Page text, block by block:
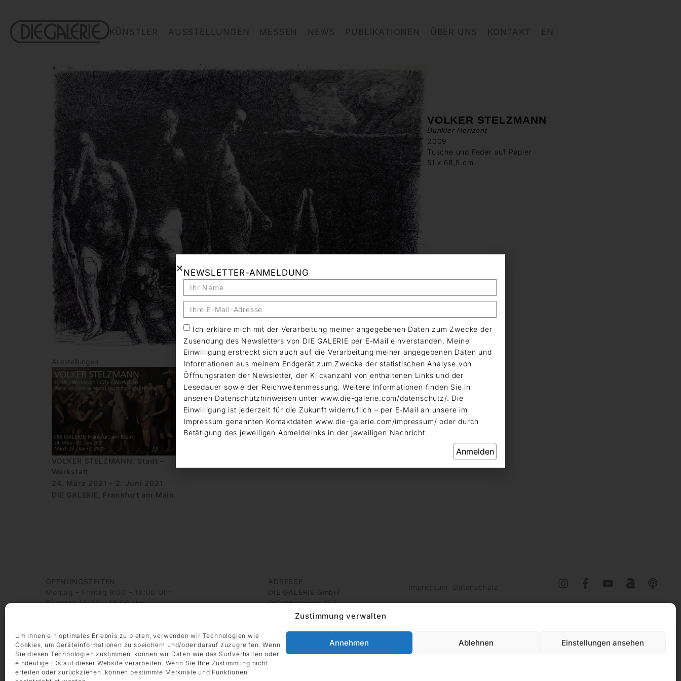
Zustimmung verwalten
Um Ihnen ein optimales Erlebnis zu bieten, verwenden wir Technologien wie
Cookies, um Geräteinformationen zu speichern und/oder darauf zuzugreifen. Wenn
Sie diesen Technologien zustimmen, können wir Daten wie das Surfverhalten oder
eindeutige IDs auf dieser Website verarbeiten. Wenn Sie Ihre Zustimmung nicht
erteilen oder zurückziehen, können bestimmte Merkmale und Funktionen
Annehmen Ablehnen Einstellungen ansehen
KÜNSTLER AUSSTELLUNGEN MESSEN NEWS PUBLIKATIONEN ÜBER UNS KONTAKT EN
VOLKER STELZMANN
Dunkler Horizont
2009
Tusche und Feder auf Papier
51 x 68,5 cm
Ausstellungen
VOLKER STELZMANN. Stadt –
Werkstatt
24. März 2021 - 2. Juni 2021
DIE GALERIE, Frankfurt am Main
ÖFFNUNGSZEITEN
Montag – Freitag 9:00 – 18:00 Uhr
Samstag 10:00 – 14:00 Uhr
+49 69 97 14 71 0
+49 69 97 14 71 20
info @ die-galerie.com
ADRESSE
DIE GALERIE GmbH
Grüneburgweg 123
60323 Frankfurt am Main
Impressum Datenschutz
NEWSLETTER-ANMELDUNG
Ich erkläre mich mit der Verarbeitung meiner angegebenen Daten zum Zwecke der
Zusendung des Newsletters von DIE GALERIE per E-Mail einverstanden. Meine
Einwilligung erstreckt sich auch auf die Verarbeitung meiner angegebenen Daten und
Informationen aus meinem Endgerät zum Zwecke der statistischen Analyse von
Öffnungsraten der Newsletter, der Klickanzahl von enthaltenen Links und der
Lesedauer sowie der Reichweitenmessung. Weitere Informationen finden Sie in
unseren Datenschutzhinweisen unter www.die-galerie.com/datenschutz/. Die
Einwilligung ist jederzeit für die Zukunft widerruflich – per E-Mail an unsere im
Impressum genannten Kontaktdaten www.die-galerie.com/impressum/ oder durch
Betätigung des jeweiligen Abmeldelinks in der jeweiligen Nachricht.
Anmelden